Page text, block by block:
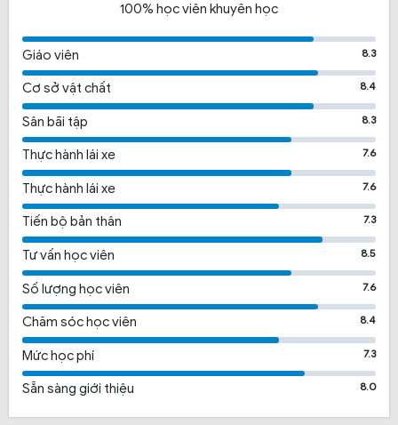
100% học viên khuyên học
Giáo viên 8.3
Cơ sở vật chất 8.4
Sân bãi tập 8.3
Thực hành lái xe 7.6
Thực hành lái xe 7.6
Tiến bộ bản thân 7.3
Tư vấn học viên 8.5
Số lượng học viên 7.6
Chăm sóc học viên 8.4
Mức học phí 7.3
Sẵn sàng giới thiệu 8.0